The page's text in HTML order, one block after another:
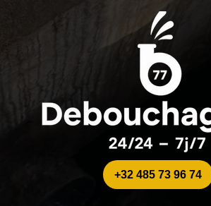
+32 485 73 96 74